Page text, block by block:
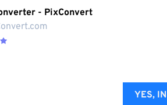
- PixConvert
YES,